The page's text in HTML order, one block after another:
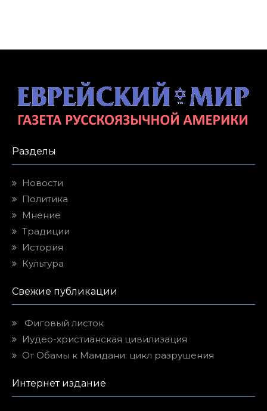
Разделы
Новости
Политика
Мнение
Традиции
История
Культура
Свежие публикации
Фиговый листок
Иудео-христианская цивилизация
От Обамы к Мамдани: цикл разрушения
Интернет издание